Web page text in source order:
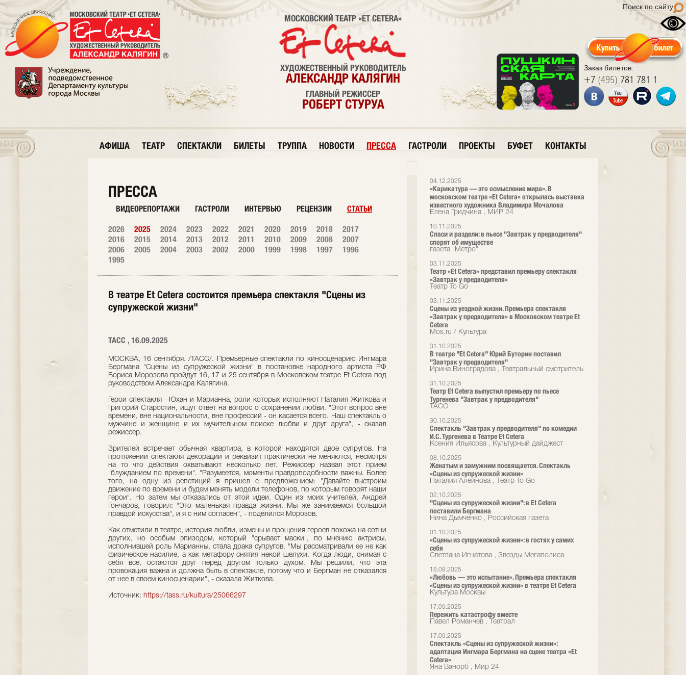
Поиск по сайту
Заказ билетов:
+7 (495) 781 781 1
МОСКОВСКИЙ ТЕАТР «ET CETERA»
ХУДОЖЕСТВЕННЫЙ РУКОВОДИТЕЛЬ
АЛЕКСАНДР КАЛЯГИН
ГЛАВНЫЙ РЕЖИССЕР
РОБЕРТ СТУРУА
АФИША ТЕАТР СПЕКТАКЛИ БИЛЕТЫ ТРУППА НОВОСТИ ПРЕССА ГАСТРОЛИ ПРОЕКТЫ БУФЕТ КОНТАКТЫ
04.12.2025
«Карикатура — это осмысление мира». В
московском театре «Et Cetera» открылась выставка
известного художника Владимира Мочалова
Елена Гридчина , МИР 24
10.11.2025
Спаси и раздели: в пьесе "Завтрак у предводителя"
спорят об имуществе
газета "Метро"
03.11.2025
Театр «Et Cetera» представил премьеру спектакля
«Завтрак у предводителя»
Театр To Go
03.11.2025
Сцены из уездной жизни. Премьера спектакля
«Завтрак у предводителя» в Московском театре Et
Cetera
Mos.ru / Культура
31.10.2025
В театре "Et Cetera" Юрий Буторин поставил
"Завтрак у предводителя"
Ирина Виноградова , Театральный смотритель
31.10.2025
Театр Et Cetera выпустил премьеру по пьесе
Тургенева "Завтрак у предводителя"
ТАСС
30.10.2025
Спектакль "Завтрак у предводителя" по комедии
И.С. Тургенева в Театре Et Cetera
Ксения Ильясова , Культурный дайджест
08.10.2025
Женатым и замужним посвящается. Спектакль
«Сцены из супружеской жизни»
Наталия Алейнова , Театр To Go
02.10.2025
"Сцены из супружеской жизни": в Et Cetera
поставили Бергмана
Нина Дымченко , Российская газета
01.10.2025
«Сцены из супружеской жизни»: в гостях у самих
себя
Светлана Игнатова , Звезды Мегаполиса
18.09.2025
«Любовь — это испытание». Премьера спектакля
«Сцены из супружеской жизни» в театре Et Cetera
Культура Москвы
17.09.2025
Пережить катастрофу вместе
Павел Романчев , Театрал
17.09.2025
Спектакль «Сцены из супружеской жизни»:
адаптация Ингмара Бергмана на сцене театра «Et
Cetera»
Яна Ванорб , Мир 24
ПРЕССА
ВИДЕОРЕПОРТАЖИ ГАСТРОЛИ ИНТЕРВЬЮ РЕЦЕНЗИИ СТАТЬИ
2026 2025 2024 2023 2022 2021 2020 2019 2018
2017
2016
2015 2014 2013 2012 2011 2010 2009 2008
2007
2006
2005 2004 2003 2002 2000 1999 1998 1997
1996
1995
В театре Et Cetera состоится премьера спектакля "Сцены из
супружеской жизни"
ТАСС , 16.09.2025
МОСКВА, 16 сентября. /ТАСС/. Премьерные спектакли по киносценарию Ингмара
Бергмана "Сцены из супружеской жизни" в постановке народного артиста РФ
Бориса Морозова пройдут 16, 17 и 25 сентября в Московском театре Et Cetera под
руководством Александра Калягина.
Герои спектакля - Юхан и Марианна, роли которых исполняют Наталия Житкова и
Григорий Старостин, ищут ответ на вопрос о сохранении любви. "Этот вопрос вне
времени, вне национальности, вне профессий - он касается всего. Наш спектакль о
мужчине и женщине и их мучительном поиске любви и друг друга", - сказал
режиссер.
Зрителей встречает обычная квартира, в которой находятся двое супругов. На
протяжении спектакля декорации и реквизит практически не меняются, несмотря
на то что действия охватывают несколько лет. Режиссер назвал этот прием
"блужданием по времени". "Разумеется, моменты правдоподобности важны. Более
того, на одну из репетиций я пришел с предложением: "Давайте выстроим
движение по времени и будем менять модели телефонов, по которым говорят наши
герои". Но затем мы отказались от этой идеи. Один из моих учителей, Андрей
Гончаров, говорил: "Это маленькая правда жизни. Мы же занимаемся большой
правдой искусства", и я с ним согласен", - поделился Морозов.
Как отметили в театре, история любви, измены и прощения героев похожа на сотни
других, но особым эпизодом, который "срывает маски", по мнению актрисы,
исполнившей роль Марианны, стала драка супругов. "Мы рассматривали ее не как
физическое насилие, а как метафору снятия некой шелухи. Когда люди, снимая с
себя все, остаются друг перед другом только духом. Мы решили, что эта
провокация важна и должна быть в спектакле, потому что и Бергман не отказался
от нее в своем киносценарии", - сказала Житкова.
Источник: https://tass.ru/kultura/25066297